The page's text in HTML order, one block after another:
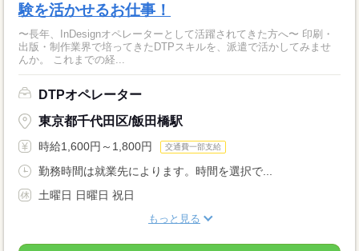
験を活かせるお仕事！
〜長年、InDesignオペレーターとして活躍されてきた方へ〜 印刷・
出版・制作業界で培ってきたDTPスキルを、派遣で活かしてみませ
んか。 これまでの経...
DTPオペレーター
東京都千代田区/飯田橋駅
時給1,600円～1,800円 交通費一部支給
勤務時間は就業先によります。時間を選択で...
土曜日 日曜日 祝日
もっと見る